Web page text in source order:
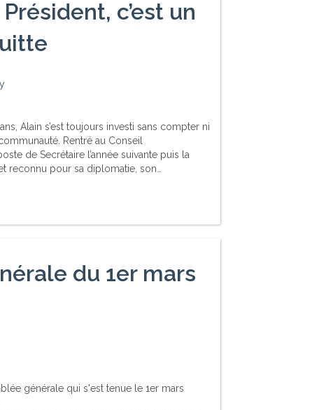
c’est un
Alain s’est toujours investi sans compter ni
Rentré au Conseil
de Secrétaire l’année suivante puis la
reconnu pour sa diplomatie, son…
du 1er mars
générale qui s'est tenue le 1er mars